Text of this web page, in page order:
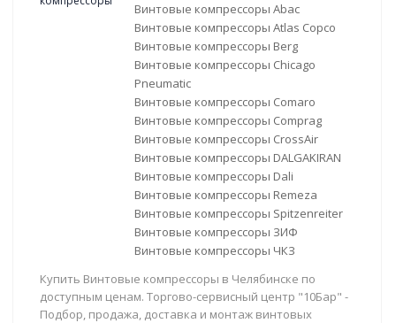
Винтовые компрессоры Abac
Винтовые компрессоры Atlas Copco
Винтовые компрессоры Berg
Винтовые компрессоры Chicago
Pneumatic
Винтовые компрессоры Comaro
Винтовые компрессоры Comprag
Винтовые компрессоры CrossAir
Винтовые компрессоры DALGAKIRAN
Винтовые компрессоры Dali
Винтовые компрессоры Remeza
Винтовые компрессоры Spitzenreiter
Винтовые компрессоры ЗИФ
Винтовые компрессоры ЧКЗ
Купить Винтовые компрессоры в Челябинске по
доступным ценам. Торгово-сервисный центр "10Бар" -
Подбор, продажа, доставка и монтаж винтовых